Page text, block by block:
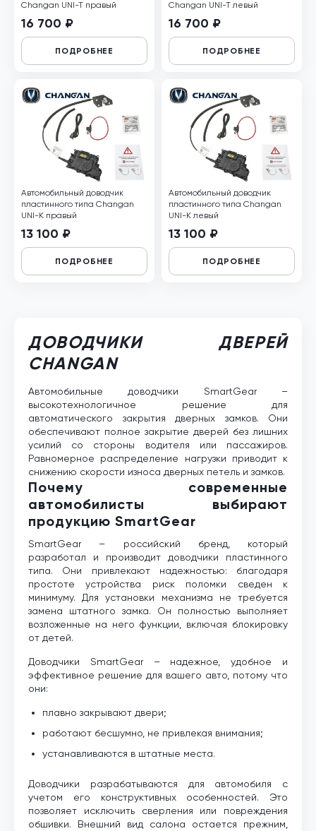
Changan UNI-T правый
16 700 ₽
ПОДРОБНЕЕ
Changan UNI-T левый
16 700 ₽
ПОДРОБНЕЕ
Автомобильный доводчик
пластинного типа Changan
UNI-K правый
13 100 ₽
ПОДРОБНЕЕ
Автомобильный доводчик
пластинного типа Changan
UNI-K левый
13 100 ₽
ПОДРОБНЕЕ
ДОВОДЧИКИ ДВЕРЕЙ
CHANGAN
Автомобильные доводчики SmartGear –
высокотехнологичное решение для
автоматического закрытия дверных замков. Они
обеспечивают полное закрытие дверей без лишних
усилий со стороны водителя или пассажиров.
Равномерное распределение нагрузки приводит к
снижению скорости износа дверных петель и замков.
Почему современные
автомобилисты выбирают
продукцию SmartGear
SmartGear – российский бренд, который
разработал и производит доводчики пластинного
типа. Они привлекают надежностью: благодаря
простоте устройства риск поломки сведен к
минимуму. Для установки механизма не требуется
замена штатного замка. Он полностью выполняет
возложенные на него функции, включая блокировку
от детей.
Доводчики SmartGear – надежное, удобное и
эффективное решение для вашего авто, потому что
они:
плавно закрывают двери;
работают бесшумно, не привлекая внимания;
устанавливаются в штатные места.
Доводчики разрабатываются для автомобиля с
учетом его конструктивных особенностей. Это
позволяет исключить сверления или повреждения
обшивки. Внешний вид салона остается прежним,